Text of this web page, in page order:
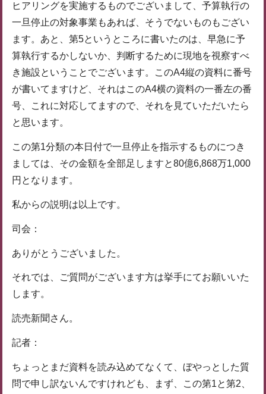
ヒアリングを実施するものでございまして、予算執行の
一旦停止の対象事業もあれば、そうでないものもござい
ます。あと、第5というところに書いたのは、早急に予
算執行するかしないか、判断するために現地を視察すべ
き施設ということでございます。このA4縦の資料に番号
が書いてますけど、それはこのA4横の資料の一番左の番
号、これに対応してますので、それを見ていただいたら
と思います。
この第1分類の本日付で一旦停止を指示するものにつき
ましては、その金額を全部足しますと80億6,868万1,000
円となります。
私からの説明は以上です。
司会：
ありがとうございました。
それでは、ご質問がございます方は挙手にてお願いいた
します。
読売新聞さん。
記者：
ちょっとまだ資料を読み込めてなくて、ぼやっとした質
問で申し訳ないんですけれども、まず、この第1と第2、